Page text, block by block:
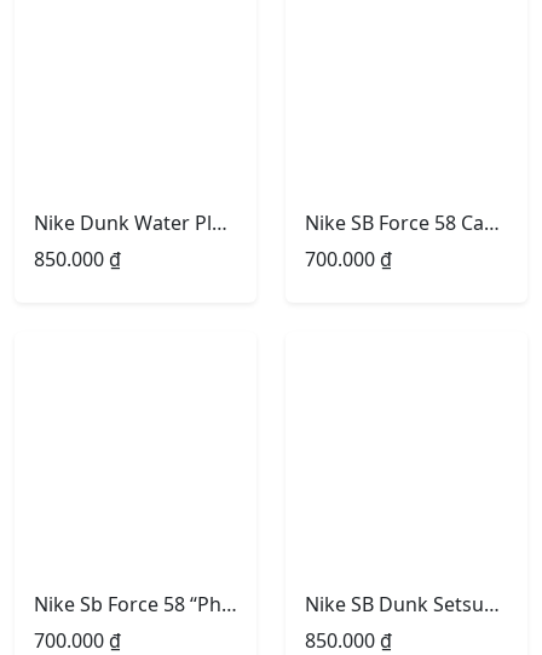
Nike Dunk Water Plan Trắng Nâu
850.000₫
Nike SB Force 58 Casual Athletic
700.000₫
Nike Sb Force 58 “Photon Dust”
700.000₫
Nike SB Dunk Setsubun
850.000₫